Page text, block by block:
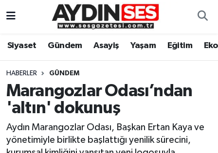
Siyaset Gündem Asayiş Yaşam Eğitim
HABERLER GÜNDEM
Marangozlar Odası’ndan
'altın' dokunuş
Aydın Marangozlar Odası, Başkan Ertan Kaya ve
yönetimiyle birlikte başlattığı yenilik sürecini,
Gündem
Siyaset
Ekonomi
Yaşam
Aydın Hava Durumu
Aydin Namaz Vakitleri
Aydın Trafik Yoğunluk Haritası
Süper Lig Puan Durumu ve Fikstür